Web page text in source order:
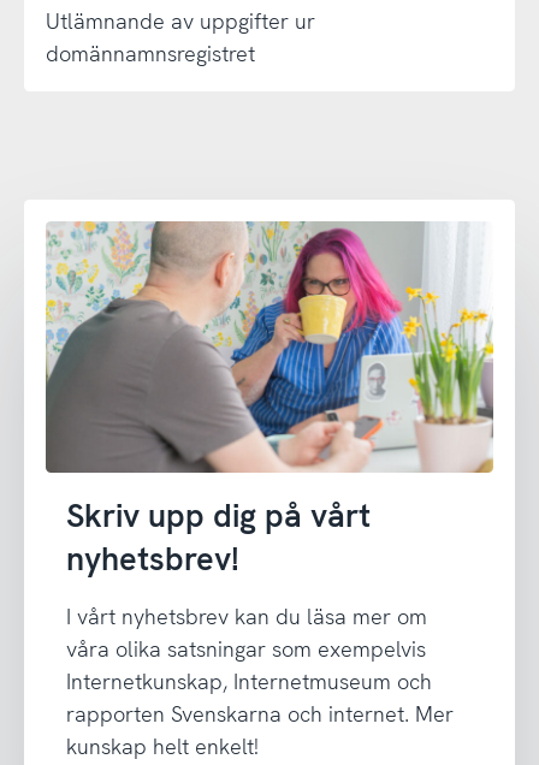
Utlämnande av uppgifter ur
domännamnsregistret
Skriv upp dig på vårt
nyhetsbrev!
I vårt nyhetsbrev kan du läsa mer om
våra olika satsningar som exempelvis
Internetkunskap, Internetmuseum och
rapporten Svenskarna och internet. Mer
kunskap helt enkelt!